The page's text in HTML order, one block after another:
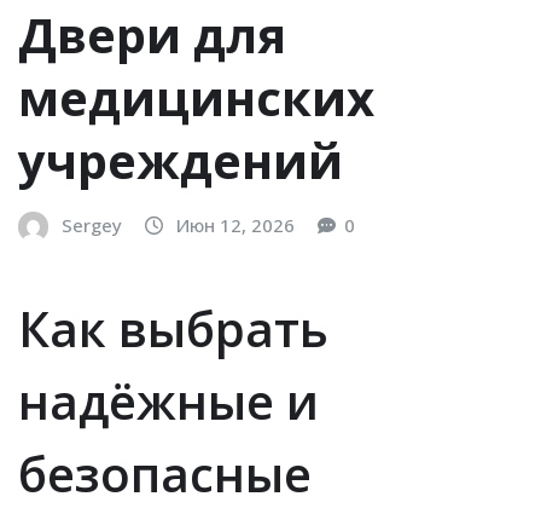
Двери для
медицинских
учреждений
Sergey Июн 12, 2026 0
Как выбрать
надёжные и
безопасные